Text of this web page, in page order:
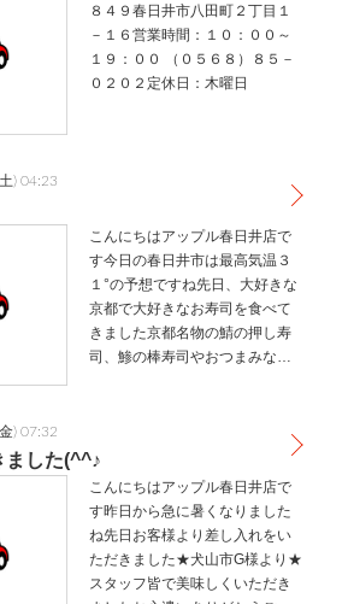
８４９春日井市八田町２丁目１
－１６営業時間：１０：００～
１９：００ （０５６８）８５－
０２０２定休日：木曜日
) 04:23
こんにちはアップル春日井店で
す今日の春日井市は最高気温３
１°の予想ですね先日、大好きな
京都で大好きなお寿司を食べて
きました京都名物の鯖の押し寿
司、鯵の棒寿司やおつまみなど
) 07:32
ました(^^♪
こんにちはアップル春日井店で
す昨日から急に暑くなりました
ね先日お客様より差し入れをい
ただきました★犬山市G様より★
スタッフ皆で美味しくいただき